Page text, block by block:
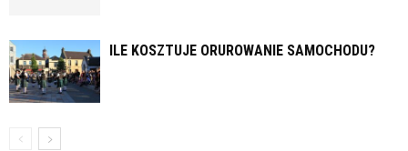
ILE KOSZTUJE ORUROWANIE SAMOCHODU?